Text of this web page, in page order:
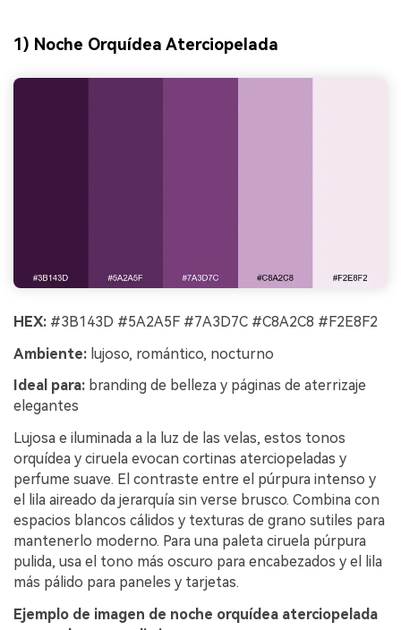
1) Noche Orquídea Aterciopelada
HEX: #3B143D #5A2A5F #7A3D7C #C8A2C8 #F2E8F2
Ambiente: lujoso, romántico, nocturno
Ideal para: branding de belleza y páginas de aterrizaje
elegantes
Lujosa e iluminada a la luz de las velas, estos tonos
orquídea y ciruela evocan cortinas aterciopeladas y
perfume suave. El contraste entre el púrpura intenso y
el lila aireado da jerarquía sin verse brusco. Combina con
espacios blancos cálidos y texturas de grano sutiles para
mantenerlo moderno. Para una paleta ciruela púrpura
pulida, usa el tono más oscuro para encabezados y el lila
más pálido para paneles y tarjetas.
Ejemplo de imagen de noche orquídea aterciopelada